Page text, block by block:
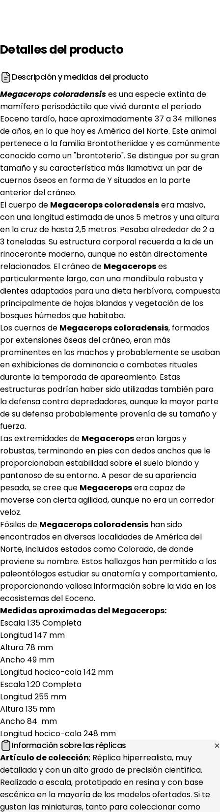
Detallesdelproducto
Descripción y medidas del producto
Megacerops coloradensises una especie extinta de
mamífero perisodáctilo que vivió durante el período
Eoceno tardío, hace aproximadamente 37 a 34 millones
de años, en lo que hoy es América del Norte. Este animal
pertenece a la familia Brontotheriidae y es comúnmente
conocido como un "brontoterio". Se distingue por su gran
tamaño y su característica más llamativa: un par de
cuernos óseos en forma de Y situados en la parte
anterior del cráneo.
El cuerpo de Megacerops coloradensisera masivo,
con una longitud estimada de unos 5 metros y una altura
en la cruz de hasta 2,5 metros. Pesaba alrededor de 2 a
3 toneladas. Su estructura corporal recuerda a la de un
rinoceronte moderno, aunque no están directamente
relacionados. El cráneo de Megaceropses
particularmente largo, con una mandíbula robusta y
dientes adaptados para una dieta herbívora, compuesta
principalmente de hojas blandas y vegetación de los
bosques húmedos que habitaba.
Los cuernos de Megacerops coloradensis, formados
por extensiones óseas del cráneo, eran más
prominentes en los machos y probablemente se usaban
en exhibiciones de dominancia o combates rituales
durante la temporada de apareamiento. Estas
estructuras podrían haber sido utilizadas también para
la defensa contra depredadores, aunque la mayor parte
de su defensa probablemente provenía de su tamaño y
fuerza.
Las extremidades de Megaceropseran largas y
robustas, terminando en pies con dedos anchos que le
proporcionaban estabilidad sobre el suelo blando y
pantanoso de su entorno. A pesar de su apariencia
pesada, se cree que Megaceropsera capaz de
moverse con cierta agilidad, aunque no era un corredor
veloz.
Fósiles de Megacerops coloradensis han sido
encontrados en diversas localidades de América del
Norte, incluidos estados como Colorado, de donde
proviene su nombre. Estos hallazgos han permitido a los
paleontólogos estudiar su anatomía y comportamiento,
proporcionando valiosa información sobre la vida en los
ecosistemas del Eoceno.
Medidas aproximadas del Megacerops:
Escala 1:35 Completa
Longitud 147 mm
Altura 78 mm
Ancho 49 mm
Longitud hocico-cola 142 mm
Escala 1:20 Completa
Longitud 255 mm
Altura 135 mm
Ancho 84 mm
Longitud hocico-cola 248 mm
Información sobre las réplicas
Artículo de colección; Réplica hiperrealista, muy
detallada y con un alto grado de precisión científica.
Realizado a escala, prototipado en resina y con base
escénica en la mayoría de los modelos ofertados. Si te
gustan las miniaturas, tanto para coleccionar como